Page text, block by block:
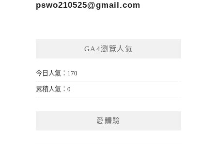
pswo210525@gmail.com
GA4瀏覽人氣
今日人氣：170
累積人氣：0
愛體驗